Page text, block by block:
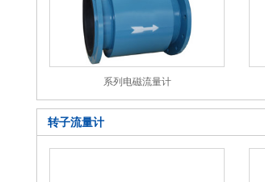
系列电磁流量计
转子流量计